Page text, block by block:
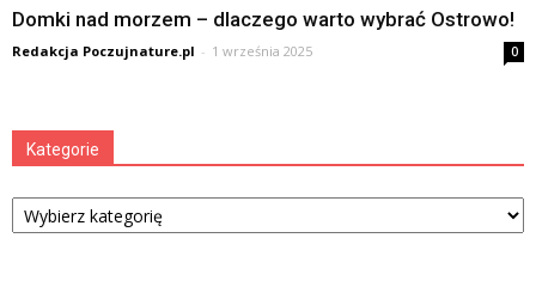
Domki nad morzem – dlaczego warto wybrać Ostrowo!
Redakcja Poczujnature.pl - 1 września 2025 0
Kategorie
Kategorie